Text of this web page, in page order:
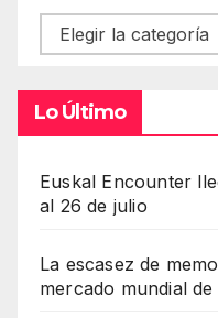
Contenidos
Lo Último
Euskal Encounter
al 26 de julio
La escasez de
mercado mundial de